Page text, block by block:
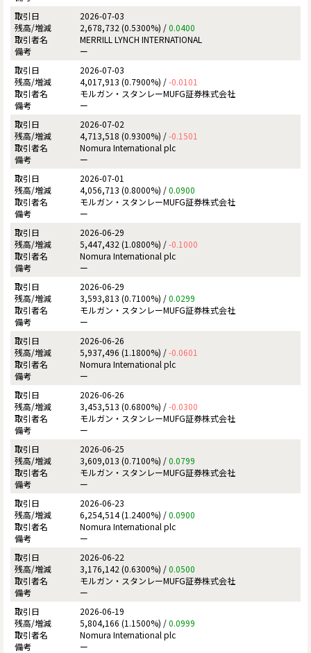
2026-07-03
2,678,732 (0.5300%) /0.0400
MERRILL LYNCH INTERNATIONAL
ー
2026-07-03
4,017,913 (0.7900%) /-0.0101
モルガン・スタンレーMUFG証券株式会社
ー
2026-07-02
4,713,518 (0.9300%) /-0.1501
Nomura International plc
ー
2026-07-01
4,056,713 (0.8000%) /0.0900
モルガン・スタンレーMUFG証券株式会社
ー
2026-06-29
5,447,432 (1.0800%) /-0.1000
Nomura International plc
ー
2026-06-29
3,593,813 (0.7100%) /0.0299
モルガン・スタンレーMUFG証券株式会社
ー
2026-06-26
5,937,496 (1.1800%) /-0.0601
Nomura International plc
ー
2026-06-26
3,453,513 (0.6800%) /-0.0300
モルガン・スタンレーMUFG証券株式会社
ー
2026-06-25
3,609,013 (0.7100%) /0.0799
モルガン・スタンレーMUFG証券株式会社
ー
2026-06-23
6,254,514 (1.2400%) /0.0900
Nomura International plc
ー
2026-06-22
3,176,142 (0.6300%) /0.0500
モルガン・スタンレーMUFG証券株式会社
ー
2026-06-19
5,804,166 (1.1500%) /0.0999
Nomura International plc
ー